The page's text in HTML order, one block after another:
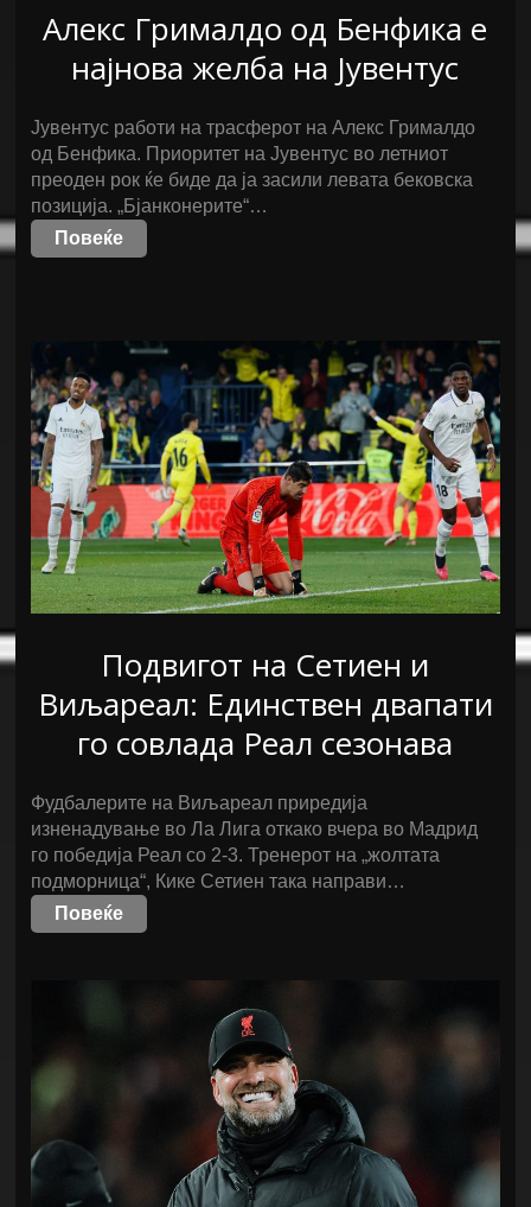
Алекс Грималдо од Бенфика е
најнова желба на Јувентус
Јувентус работи на трасферот на Алекс Грималдо
од Бенфика. Приоритет на Јувентус во летниот
преоден рок ќе биде да ја засили левата бековска
позиција. „Бјанконерите“…
Повеќе
Подвигот на Сетиен и
Виљареал: Единствен двапати
го совлада Реал сезонава
Фудбалерите на Виљареал приредија
изненадување во Ла Лига откако вчера во Мадрид
го победија Реал со 2-3. Тренерот на „жолтата
подморница“, Кике Сетиен така направи…
Повеќе